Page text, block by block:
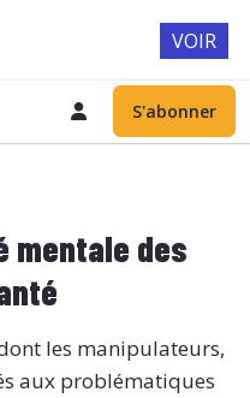
S'abonner
mentale des
les manipulateurs,
aux problématiques
VOIR